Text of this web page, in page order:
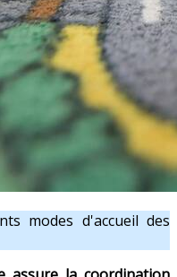
modes d'accueil des